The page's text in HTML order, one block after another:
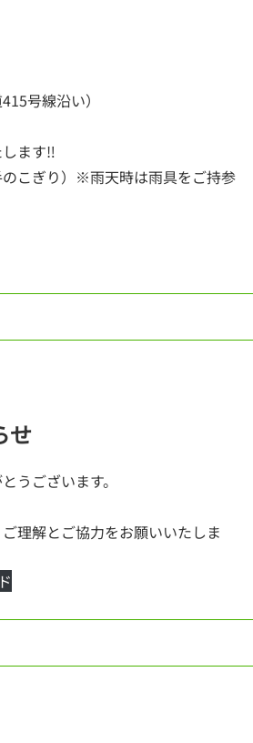
号線沿い）
ます‼
こぎり）※雨天時は雨具をご持参
せ
うございます。
理解とご協力をお願いいたしま